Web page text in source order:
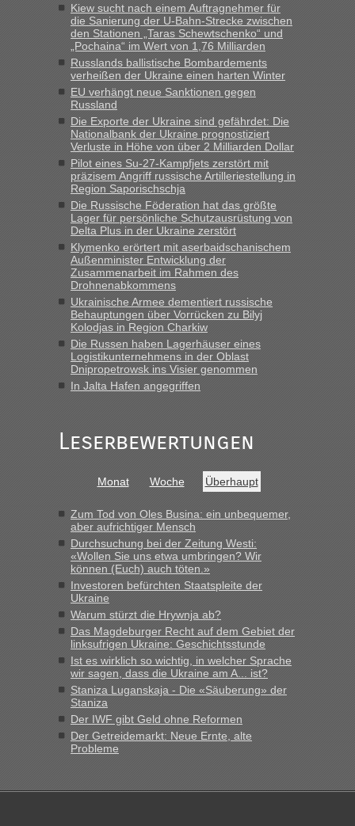
Milliarden aufgedeckt
„Kein Zoll. Du musst an sich nur sagen dass das privat ist
und du nicht damit handeln willst. So lange das nicht
Originalverpackt ist und ersichlich das nicht neu sollte es
keine Probleme geben“
Recht, Visa und Dokumente • Deklaration
gebrauchter Kleidung beim Zoll
„Hallo Leute, ich weiß nicht, ob ich hier richtig bin mit meiner
Anfrage. Ich möchte 4 Umzugskartons mit gebrauchter
Straßen Kleidung bei der Einreise in die Ukraine
mitnehmen. Es ist gebrauchte Kleidung...“
Berichte und Reisetipps • Re: An welchem
Grenzübergang zwischen Polen und der Ukraine geht es am
schnellsten?
„Wir sind mit unserem Wohnmobil, wie geplant am Montag
15.6. in Krakovets rüber. Sehr zeitig los gegen 5 Uhr in der
Früh. Mit sehr sehr wenig Verkehr, super bis zur Grenze. Nur
8 PKW vor der Schranke....“
Berichte und Reisetipps • Re: An welchem
Grenzübergang zwischen Polen und der Ukraine geht es am
schnellsten?
schnell da auch Passagiere mit EU-Pass dabei waren“
Berichte und Reisetipps • Re: An welchem
Grenzübergang zwischen Polen und der Ukraine geht es am
„Bin am Montag 15.6.26 um 8 Uhr in Urgyniw ausgereist,
das erste Mal an einem Montagmorgen ca. 15 Fahrzeuge
vor mir, bin sonst der Erste oder Zweite, egal, nach ca 20
Minuten wurde dann die nächste Welle...“
Berichte und Reisetipps • Re: An welchem
Grenzübergang zwischen Polen und der Ukraine geht es am
schnellsten?
„Derzeit, ist es überall sehr voll an den Grenzen Ukraine/
Polen. Zb. Krakovets 100 PKW ca. 10 h Wartezeit. Wollen
Montag rüber, versuchen es sehr früh.“
Kiew sucht nach einem Auftragnehmer für
die Sanierung der U-Bahn-Strecke zwischen
den Stationen „Taras Schewtschenko“ und
„Pochaina“ im Wert von 1,76 Milliarden
Russlands ballistische Bombardements
verheißen der Ukraine einen harten Winter
EU verhängt neue Sanktionen gegen
Russland
Die Exporte der Ukraine sind gefährdet: Die
Nationalbank der Ukraine prognostiziert
Verluste in Höhe von über 2 Milliarden Dollar
Pilot eines Su-27-Kampfjets zerstört mit
präzisem Angriff russische Artilleriestellung in
Region Saporischschja
Die Russische Föderation hat das größte
Lager für persönliche Schutzausrüstung von
Delta Plus in der Ukraine zerstört
Klymenko erörtert mit aserbaidschanischem
Außenminister Entwicklung der
Zusammenarbeit im Rahmen des
Drohnenabkommens
Ukrainische Armee dementiert russische
Behauptungen über Vorrücken zu Bilyj
Kolodjas in Region Charkiw
Die Russen haben Lagerhäuser eines
Logistikunternehmens in der Oblast
Dnipropetrowsk ins Visier genommen
In Jalta Hafen angegriffen
Leserbewertungen
Monat Woche Überhaupt
Zum Tod von Oles Busina: ein unbequemer,
aber aufrichtiger Mensch
Durchsuchung bei der Zeitung Westi:
«Wollen Sie uns etwa umbringen? Wir
können (Euch) auch töten.»
Investoren befürchten Staatspleite der
Ukraine
Warum stürzt die Hrywnja ab?
Das Magdeburger Recht auf dem Gebiet der
linksufrigen Ukraine: Geschichtsstunde
Ist es wirklich so wichtig, in welcher Sprache
wir sagen, dass die Ukraine am A... ist?
Staniza Luganskaja - Die «Säuberung» der
Staniza
Der IWF gibt Geld ohne Reformen
Der Getreidemarkt: Neue Ernte, alte
Probleme